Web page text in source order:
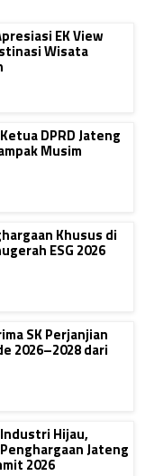
EK View
Wisata
DPRD Jateng
Musim
Khusus di
ESG 2026
SK Perjanjian
2026–2028 dari
Hijau,
Jateng
2026